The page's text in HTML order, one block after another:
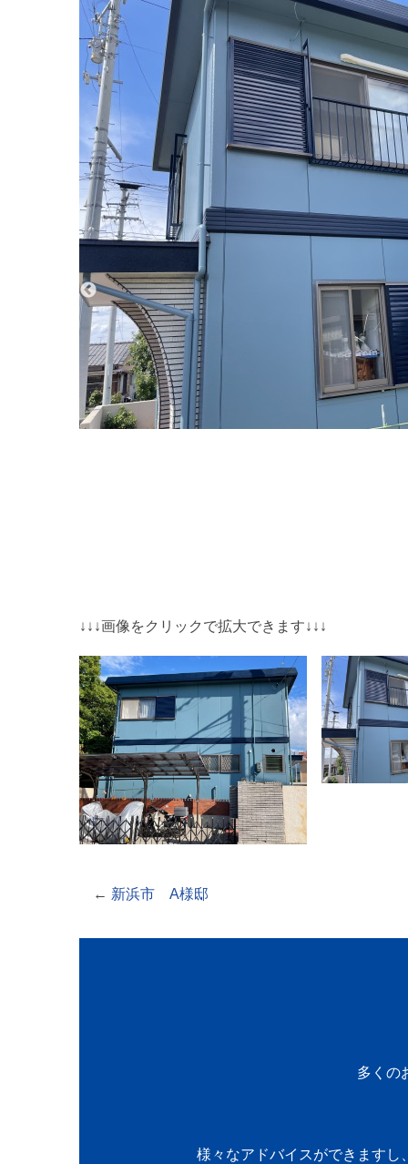
↓↓↓画像をクリックで拡大できます↓↓↓
← 新浜市 A様邸
多くの
様々なアドバイスができますし